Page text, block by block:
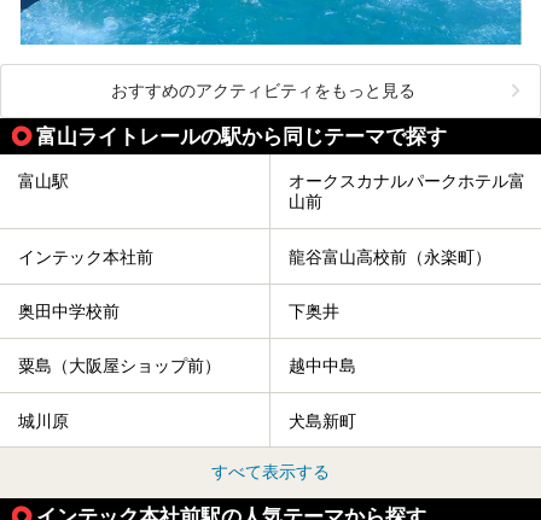
おすすめのアクティビティをもっと見る
富山ライトレールの駅から同じテーマで探す
富山駅
オークスカナルパークホテル富
山前
インテック本社前 龍谷富山高校前（永楽町）
奥田中学校前 下奥井
粟島（大阪屋ショップ前） 越中中島
城川原 犬島新町
すべて表示する